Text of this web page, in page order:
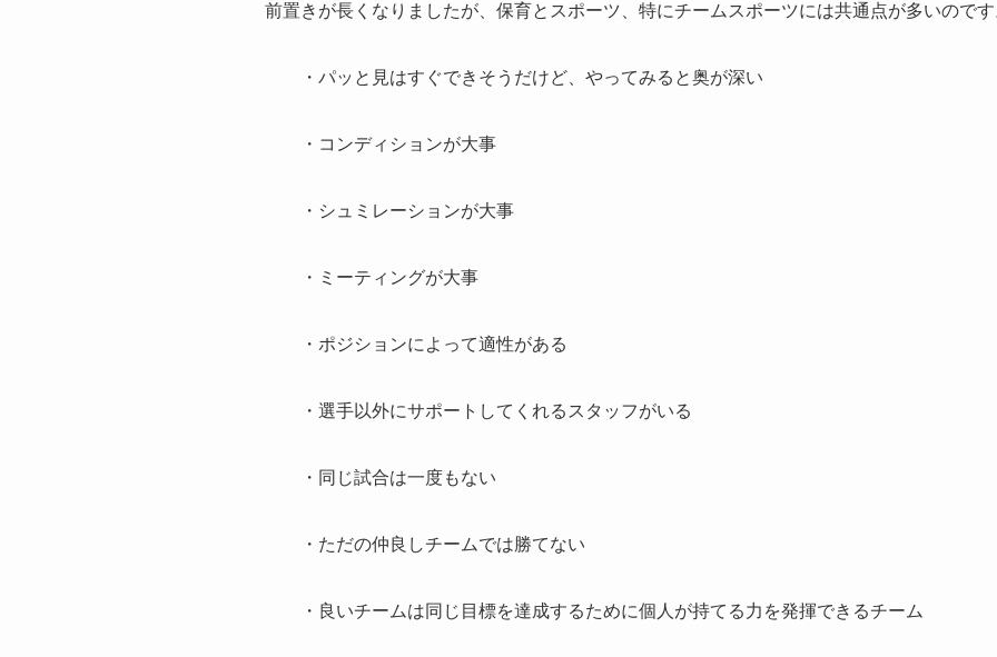
前置きが長くなりましたが、保育とスポーツ、特にチームスポーツには共通点が多いので
・パッと見はすぐできそうだけど、やってみると奥が深い
・コンディションが大事
・シュミレーションが大事
・ミーティングが大事
・ポジションによって適性がある
・選手以外にサポートしてくれるスタッフがいる
・同じ試合は一度もない
・ただの仲良しチームでは勝てない
・良いチームは同じ目標を達成するために個人が持てる力を発揮できるチーム